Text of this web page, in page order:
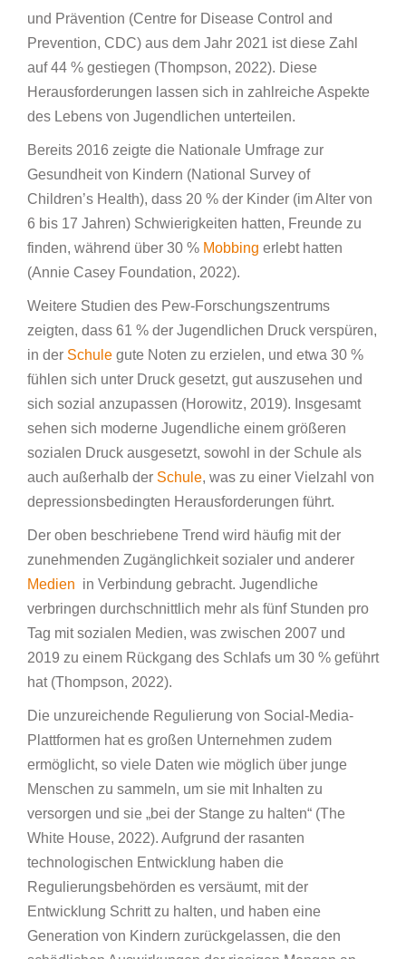
und Prävention (Centre for Disease Control and
Prevention, CDC) aus dem Jahr 2021 ist diese Zahl
auf 44 % gestiegen (Thompson, 2022). Diese
Herausforderungen lassen sich in zahlreiche Aspekte
des Lebens von Jugendlichen unterteilen.
Bereits 2016 zeigte die Nationale Umfrage zur
Gesundheit von Kindern (National Survey of
Children’s Health), dass 20 % der Kinder (im Alter von
6 bis 17 Jahren) Schwierigkeiten hatten, Freunde zu
finden, während über 30 % Mobbing erlebt hatten
(Annie Casey Foundation, 2022).
Weitere Studien des Pew-Forschungszentrums
zeigten, dass 61 % der Jugendlichen Druck verspüren,
in der Schule gute Noten zu erzielen, und etwa 30 %
fühlen sich unter Druck gesetzt, gut auszusehen und
sich sozial anzupassen (Horowitz, 2019). Insgesamt
sehen sich moderne Jugendliche einem größeren
sozialen Druck ausgesetzt, sowohl in der Schule als
auch außerhalb der Schule, was zu einer Vielzahl von
depressionsbedingten Herausforderungen führt.
Der oben beschriebene Trend wird häufig mit der
zunehmenden Zugänglichkeit sozialer und anderer
Medien in Verbindung gebracht. Jugendliche
verbringen durchschnittlich mehr als fünf Stunden pro
Tag mit sozialen Medien, was zwischen 2007 und
2019 zu einem Rückgang des Schlafs um 30 % geführt
hat (Thompson, 2022).
Die unzureichende Regulierung von Social-Media-
Plattformen hat es großen Unternehmen zudem
ermöglicht, so viele Daten wie möglich über junge
Menschen zu sammeln, um sie mit Inhalten zu
versorgen und sie „bei der Stange zu halten“ (The
White House, 2022). Aufgrund der rasanten
technologischen Entwicklung haben die
Regulierungsbehörden es versäumt, mit der
Entwicklung Schritt zu halten, und haben eine
Generation von Kindern zurückgelassen, die den